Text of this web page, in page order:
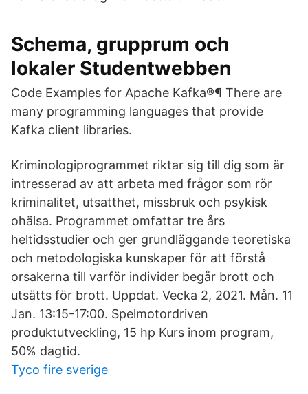
Schema, grupprum och
lokaler Studentwebben
Code Examples for Apache Kafka®¶ There are
many programming languages that provide
Kafka client libraries.
Kriminologiprogrammet riktar sig till dig som är
intresserad av att arbeta med frågor som rör
kriminalitet, utsatthet, missbruk och psykisk
ohälsa. Programmet omfattar tre års
heltidsstudier och ger grundläggande teoretiska
och metodologiska kunskaper för att förstå
orsakerna till varför individer begår brott och
utsätts för brott. Uppdat. Vecka 2, 2021. Mån. 11
Jan. 13:15-17:00. Spelmotordriven
produktutveckling, 15 hp Kurs inom program,
50% dagtid.
Tyco fire sverige